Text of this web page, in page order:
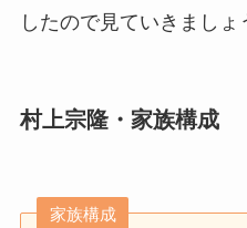
したので見ていきましょ
村上宗隆・家族構成
家族構成